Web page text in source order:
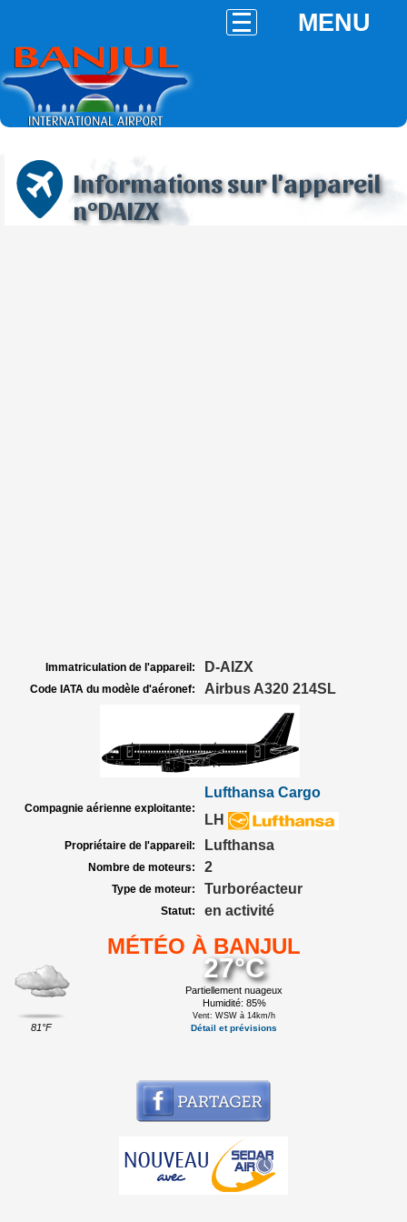
MENU
Informations sur l'appareil
n°DAIZX
Immatriculation de l'appareil: D-AIZX
Code IATA du modèle d'aéronef: Airbus A320 214SL
Compagnie aérienne exploitante:
Lufthansa Cargo
LH
Propriétaire de l'appareil: Lufthansa
Nombre de moteurs: 2
Type de moteur: Turboréacteur
Statut: en activité
MÉTÉO À BANJUL
81°F
27°C
Partiellement nuageux
Humidité: 85%
Vent: WSW à 14km/h
Détail et prévisions